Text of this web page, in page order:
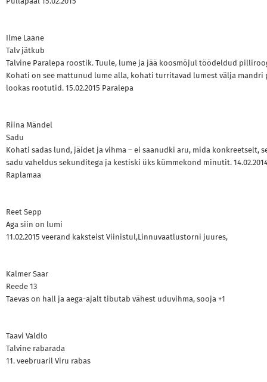
Ilme Laane
Talv jätkub
Talvine Paralepa roostik. Tuule, lume ja jää koosmõjul töödeldud
Kohati on see mattunud lume alla, kohati turritavad lumest välja mandri
lookas rootutid. 15.02.2015 Paralepa
Riina Mändel
Sadu
Kohati sadas lund, jäidet ja vihma – ei saanudki aru, mida konkreetselt,
sadu vaheldus sekunditega ja kestiski üks kümmekond minutit.
Raplamaa
Reet Sepp
Aga siin on lumi
11.02.2015 veerand kaksteist Viinistul,Linnuvaatlustorni juures,
Kalmer Saar
Reede 13
Taevas on hall ja aega-ajalt tibutab vähest uduvihma, sooja +1
Taavi Valdlo
Talvine rabarada
11. veebruaril Viru rabas